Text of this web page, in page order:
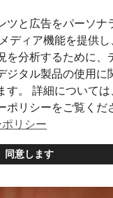
ツと広告をパーソナ
ディア機能を提供し
を分析するために、
ジタル製品の使用に
す。 詳細については
ポリシーをご覧くだ
リシー
同意します
くす完全ガイド 刺
が世界一といわれてい
さまざまな料理で食べ
位を提供する店もあり、
最適。 マグロの部位ご
Sushi